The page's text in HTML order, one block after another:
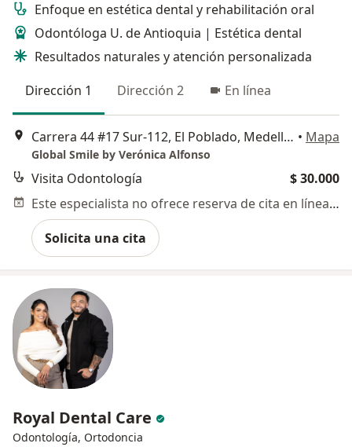
Enfoque en estética dental y rehabilitación oral
Odontóloga U. de Antioquia | Estética dental
Resultados naturales y atención personalizada
Dirección 1
Dirección 2 En línea
Carrera 44 #17 Sur-112, El Poblado, Medellín, Antioquia, Colombia, Medellín • Mapa
Global Smile by Verónica Alfonso
Visita Odontología
$ 30.000
Este especialista no ofrece reserva de cita en línea en esta dirección.
Solicita una cita
Royal Dental Care
Odontología, Ortodoncia